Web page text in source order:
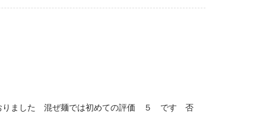
りました 混ぜ麺では初めての評価 ５ です 否